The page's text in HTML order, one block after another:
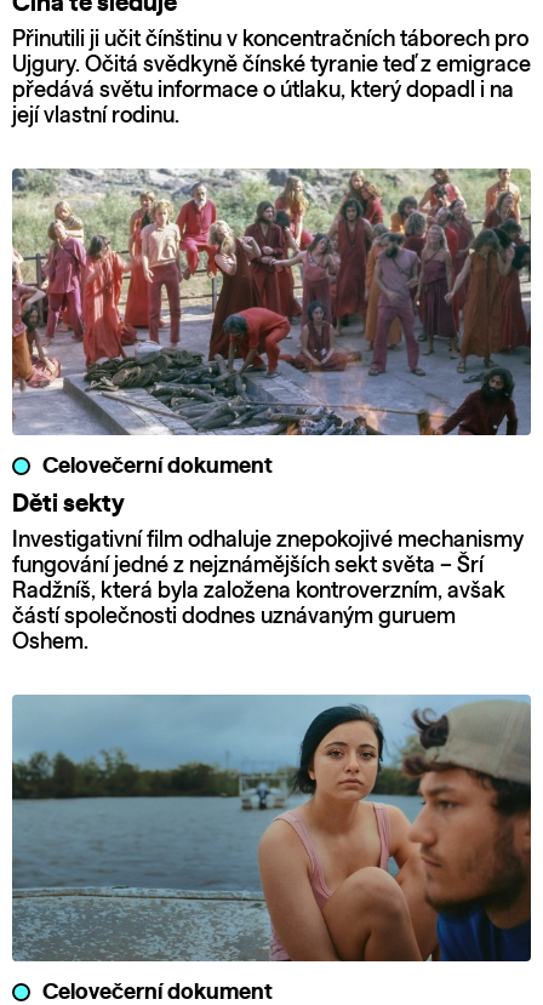
Přinutili ji učit čínštinu v koncentračních táborech pro
Ujgury. Očitá svědkyně čínské tyranie teď z emigrace
předává světu informace o útlaku, který dopadl i na
její vlastní rodinu.
Celovečerní dokument
Děti sekty
Investigativní film odhaluje znepokojivé mechanismy
fungování jedné z nejznámějších sekt světa – Šrí
Radžníš, která byla založena kontroverzním, avšak
částí společnosti dodnes uznávaným guruem
Oshem.
Celovečerní dokument